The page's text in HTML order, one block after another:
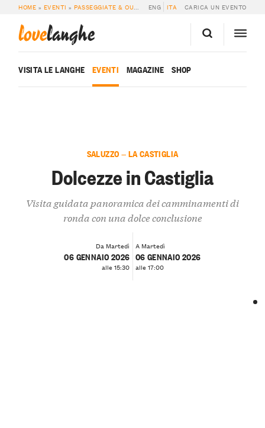
HOME » EVENTI »PASSEGGIATE & OUTDOOR » DOLCEZZE IN CASTIGLIA
ENG ITA CARICA UN EVENTO
lovelanghe
VISITA LE LANGHE EVENTI MAGAZINE SHOP
SALUZZO — LA CASTIGLIA
Dolcezze in Castiglia
Visita guidata panoramica dei camminamenti di
ronda con una dolce conclusione
Da Martedì
06 GENNAIO 2026
alle 15:30
A Martedì
06 GENNAIO 2026
alle 17:00